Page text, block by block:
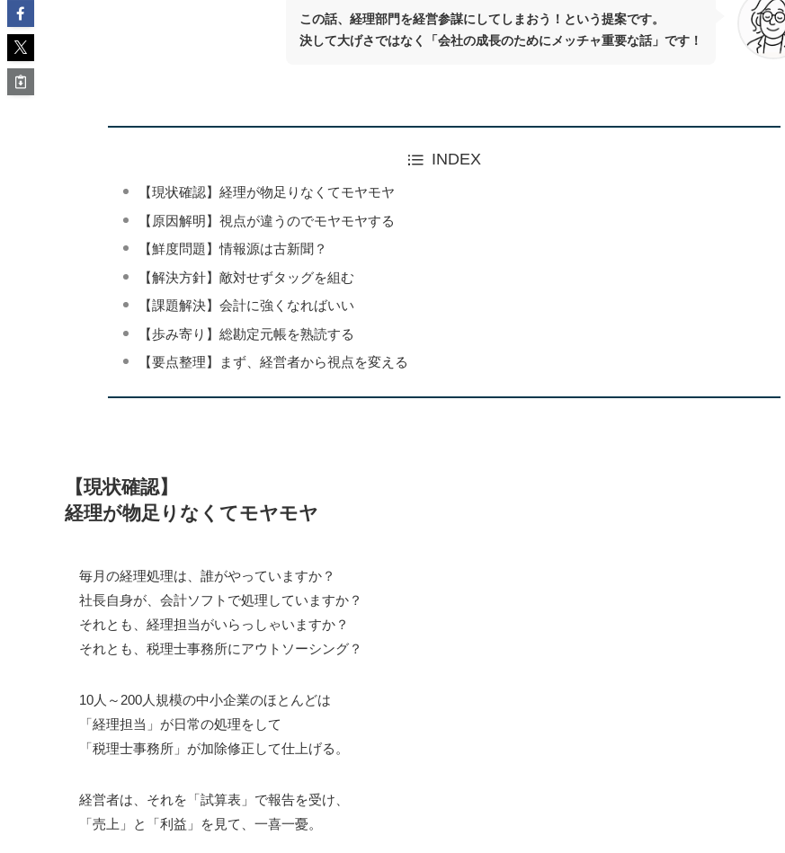
この話、経理部門を経営参謀にしてしまおう！という提案です。
決して大げさではなく「会社の成長のためにメッチャ重要な話」です！
INDEX
【現状確認】経理が物足りなくてモヤモヤ
【原因解明】視点が違うのでモヤモヤする
【鮮度問題】情報源は古新聞？
【解決方針】敵対せずタッグを組む
【課題解決】会計に強くなればいい
【歩み寄り】総勘定元帳を熟読する
【要点整理】まず、経営者から視点を変える
【現状確認】
経理が物足りなくてモヤモヤ
毎月の経理処理は、誰がやっていますか？
社長自身が、会計ソフトで処理していますか？
それとも、経理担当がいらっしゃいますか？
それとも、税理士事務所にアウトソーシング？
10人～200人規模の中小企業のほとんどは
「経理担当」が日常の処理をして
「税理士事務所」が加除修正して仕上げる。
経営者は、それを「試算表」で報告を受け、
「売上」と「利益」を見て、一喜一憂。